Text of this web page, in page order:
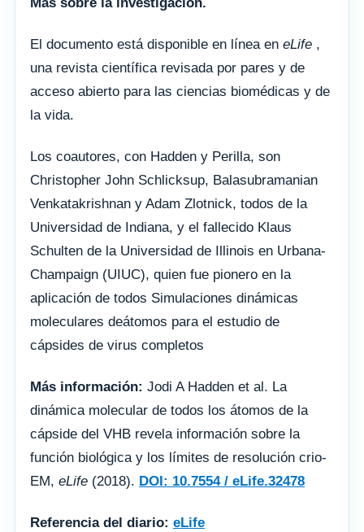
El documento está disponible en línea en eLife ,
una revista científica revisada por pares y de
acceso abierto para las ciencias biomédicas y de
la vida.
Los coautores, con Hadden y Perilla, son
Christopher John Schlicksup, Balasubramanian
Venkatakrishnan y Adam Zlotnick, todos de la
Universidad de Indiana, y el fallecido Klaus
Schulten de la Universidad de Illinois en Urbana-
Champaign (UIUC), quien fue pionero en la
aplicación de todos Simulaciones dinámicas
moleculares deátomos para el estudio de
cápsides de virus completos
Más información: Jodi A Hadden et al. La
dinámica molecular de todos los átomos de la
cápside del VHB revela información sobre la
función biológica y los límites de resolución crio-
EM, eLife (2018). DOI: 10.7554 / eLife.32478
Referencia del diario: eLife